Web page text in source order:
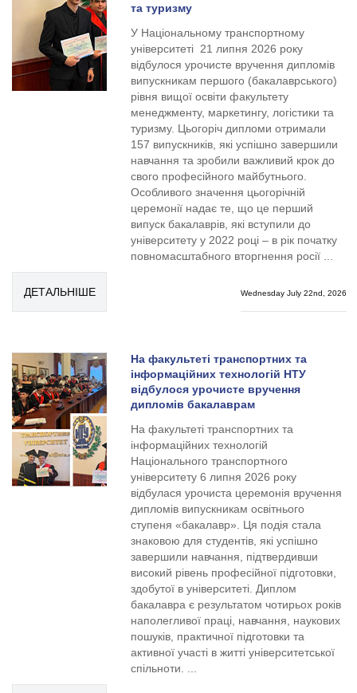
та туризму
У Національному транспортному
університеті 21 липня 2026 року
відбулося урочисте вручення дипломів
випускникам першого (бакалаврського)
рівня вищої освіти факультету
менеджменту, маркетингу, логістики та
туризму. Цьогоріч дипломи отримали
157 випускників, які успішно завершили
навчання та зробили важливий крок до
свого професійного майбутнього.
Особливого значення цьогорічній
церемонії надає те, що це перший
випуск бакалаврів, які вступили до
університету у 2022 році – в рік початку
повномасштабного вторгнення росії ...
ДЕТАЛЬНІШЕ Wednesday July 22nd, 2026
На факультеті транспортних та
інформаційних технологій НТУ
відбулося урочисте вручення
дипломів бакалаврам
На факультеті транспортних та
інформаційних технологій
Національного транспортного
університету 6 липня 2026 року
відбулася урочиста церемонія вручення
дипломів випускникам освітнього
ступеня «бакалавр». Ця подія стала
знаковою для студентів, які успішно
завершили навчання, підтвердивши
високий рівень професійної підготовки,
здобутої в університеті. Диплом
бакалавра є результатом чотирьох років
наполегливої праці, навчання, наукових
пошуків, практичної підготовки та
активної участі в житті університетської
спільноти. ...